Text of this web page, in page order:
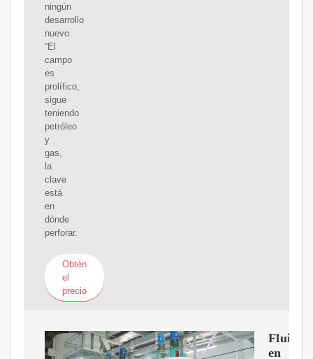
ningún
desarrollo
nuevo.
“El
campo
es
prolífico,
sigue
teniendo
petróleo
y
gas,
la
clave
está
en
dónde
perforar.
Obtén
el
precio
Fluidos
en